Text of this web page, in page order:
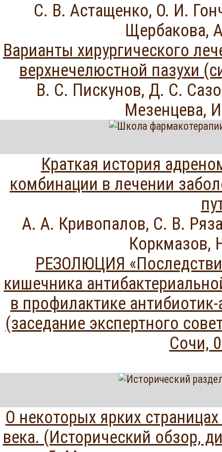
С. В. Астащенко, О. И.
Щербакова,
Варианты хирургического
верхнечелюстной пазухи
В. С. Пискунов, Д. С.
Мезенцева,
Краткая история
комбинации в лечении
А. А. Кривопалов, С. В.
Коркмазов,
РЕЗОЛЮЦИЯ
кишечника
в профилактике
(заседание экспертного
Сочи,
О некоторых ярких
века. (Исторический обзор,